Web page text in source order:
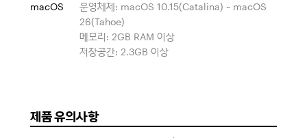
macOS
운영체제: macOS 10.15(Catalina) ~ macOS
26(Tahoe)
메모리: 2GB RAM 이상
저장공간: 2.3GB 이상
제품 유의사항